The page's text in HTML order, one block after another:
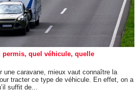
permis, quel véhicule, quelle
une caravane, mieux vaut connaître la
tracter ce type de véhicule. En effet, on a
suffit de...